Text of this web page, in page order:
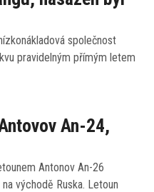
společnost
pravidelným přímým letem
An-24,
Antonov An-26
východě Ruska. Letoun